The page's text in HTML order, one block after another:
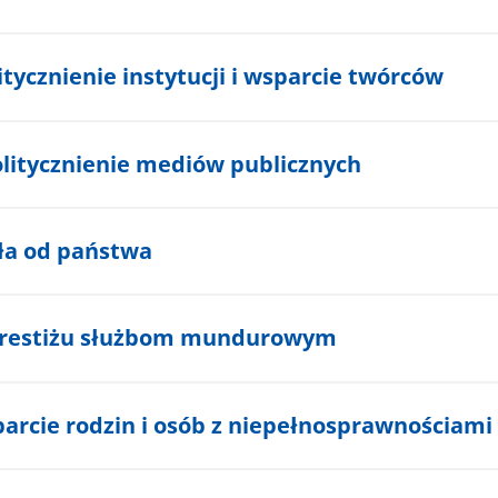
instytucji i wsparcie twórców
mediów publicznych
od państwa
służbom mundurowym
rodzin i osób z niepełnosprawnościami